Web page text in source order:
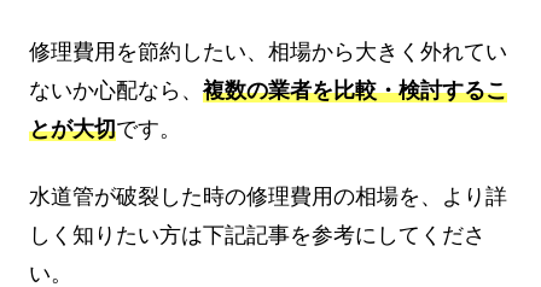
修理費用を節約したい、相場から大きく外れてい
ないか心配なら、 複数の業者を比較・検討するこ
とが大切です。
水道管が破裂した時の修理費用の相場を、より詳
しく知りたい方は下記記事を参考にしてくださ
い。